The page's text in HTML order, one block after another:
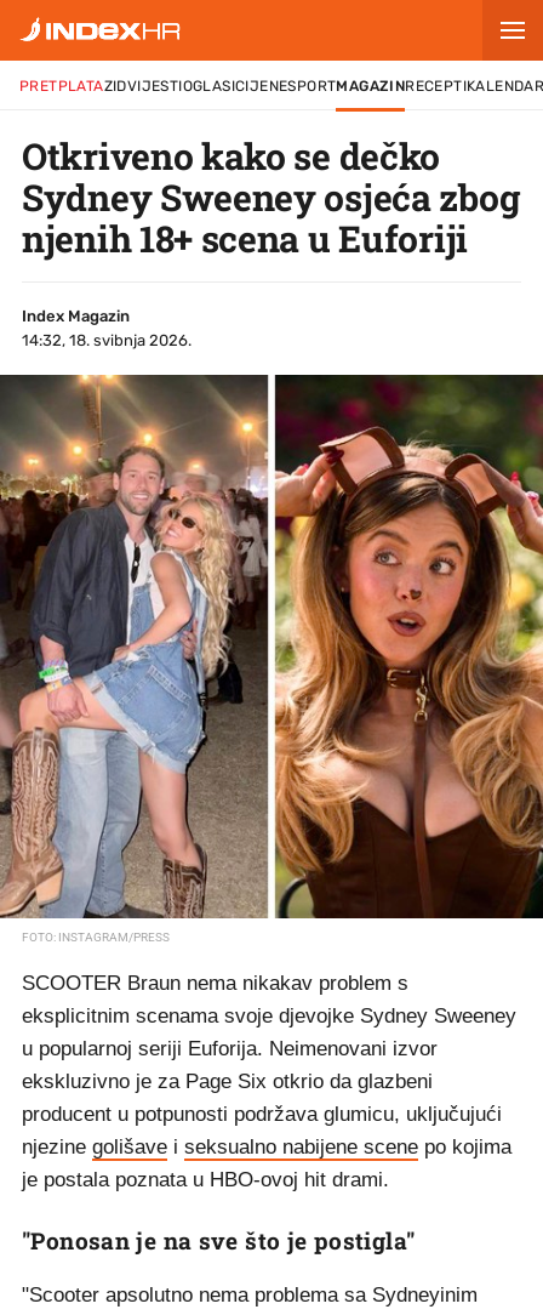
PRETPLATAZIDVIJESTIOGLASICIJENESPORTMAGAZINRECEPTI
Otkriveno kako se dečko
Sydney Sweeney osjeća zbog
njenih 18+ scena u Euforiji
Index Magazin
14:32, 18. svibnja 2026.
FOTO: INSTAGRAM/PRESS
SCOOTER Braun nema nikakav problem s
eksplicitnim scenama svoje djevojke Sydney Sweeney
u popularnoj seriji Euforija. Neimenovani izvor
ekskluzivno je za Page Six otkrio da glazbeni
producent u potpunosti podržava glumicu, uključujući
njezine golišave i seksualno nabijene scene po kojima
je postala poznata u HBO-ovoj hit drami.
"Ponosan je na sve što je postigla"
"Scooter apsolutno nema problema sa Sydneyinim